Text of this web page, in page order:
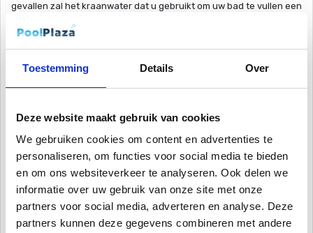
Toestemming Details Over
Deze website maakt gebruik van cookies
We gebruiken cookies om content en advertenties te
personaliseren, om functies voor social media te bieden
en om ons websiteverkeer te analyseren. Ook delen we
informatie over uw gebruik van onze site met onze
partners voor social media, adverteren en analyse. Deze
partners kunnen deze gegevens combineren met andere
gevallen zal het kraanwater dat u gebruikt om uw bad te vullen een
pH-waarde hebben van rond 7.8. Indien nodig kunt u pH minus of
pH plus gebruiken om de pH-waarde op peil te krijgen. Als de pH-
chloorgranulaat. Na het bijvullen van het bassin of na langere tijd
stilstand (vakantie) gebruikt u granulaat naar instructies van
Opslag
Het chloorgranulaat is meerdere jaren te conserveren, indien het
luchtdicht en vorstvrij wordt opgeborgen. Het goed afsluiten van
winter niet aan vorst wordt blootgesteld. Hierdoor zal het
granulaat zijn werking verliezen.